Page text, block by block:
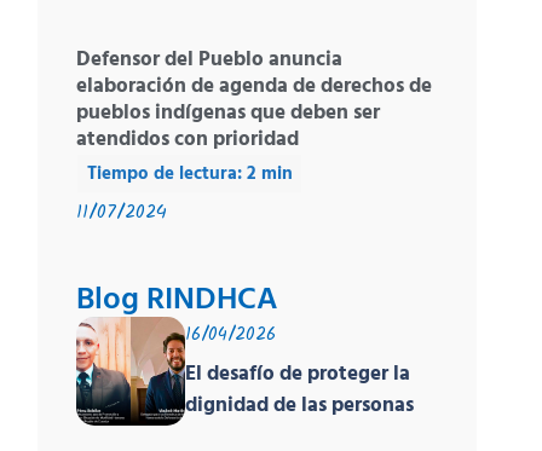
Defensor del Pueblo anuncia
elaboración de agenda de derechos de
pueblos indígenas que deben ser
atendidos con prioridad
11/07/2024
Blog RINDHCA
16/04/2026
El desafío de proteger la
dignidad de las personas